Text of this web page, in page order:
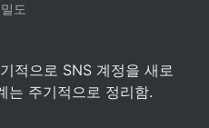
도
는 주기적으로 정리함.